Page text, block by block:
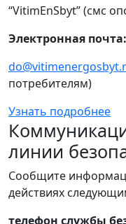
“VitimEnSbyt” (смс
Электронная почта:
потребителям)
Узнать подробнее
линии
Сообщите
действиях
телефон службы